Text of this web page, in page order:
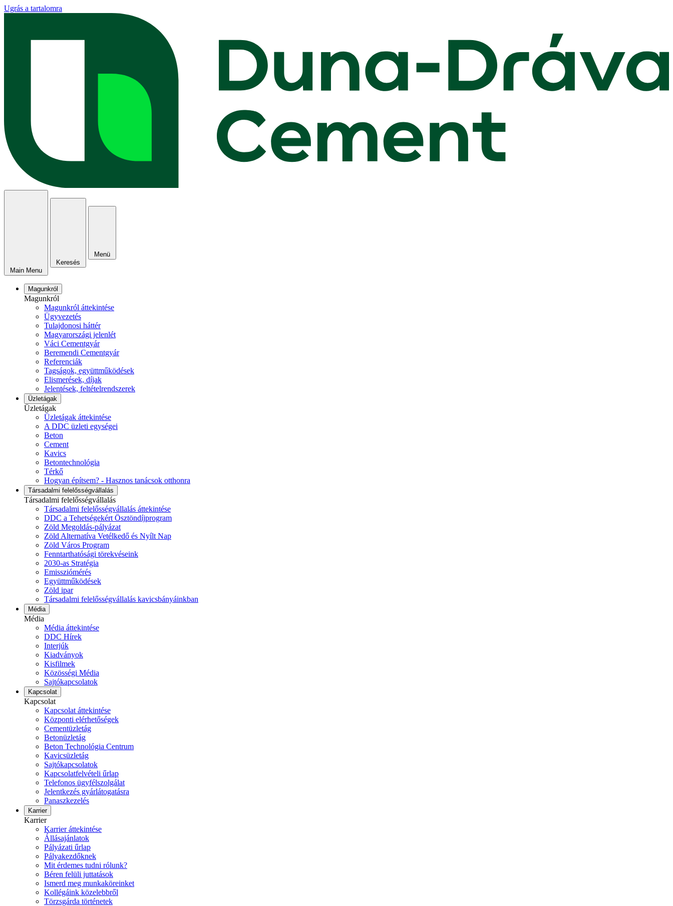
Ugrás a tartalomra
Main Menu
Keresés
Menü
Magunkról
Magunkról
Magunkról áttekintése
Ügyvezetés
Tulajdonosi háttér
Magyarországi jelenlét
Váci Cementgyár
Beremendi Cementgyár
Referenciák
Tagságok, együttműködések
Elismerések, díjak
Jelentések, feltételrendszerek
Üzletágak
Üzletágak
Üzletágak áttekintése
A DDC üzleti egységei
Beton
Cement
Kavics
Betontechnológia
Térkő
Hogyan építsem? - Hasznos tanácsok otthonra
Társadalmi felelősségvállalás
Társadalmi felelősségvállalás
Társadalmi felelősségvállalás áttekintése
DDC a Tehetségekért Ösztöndíjprogram
Zöld Megoldás-pályázat
Zöld Alternatíva Vetélkedő és Nyílt Nap
Zöld Város Program
Fenntarthatósági törekvéseink
2030-as Stratégia
Emissziómérés
Együttműködések
Zöld ipar
Társadalmi felelősségvállalás kavicsbányáinkban
Média
Média
Média áttekintése
DDC Hírek
Interjúk
Kiadványok
Kisfilmek
Közösségi Média
Sajtókapcsolatok
Kapcsolat
Kapcsolat
Kapcsolat áttekintése
Központi elérhetőségek
Cementüzletág
Betonüzletág
Beton Technológia Centrum
Kavicsüzletág
Sajtókapcsolatok
Kapcsolatfelvételi űrlap
Telefonos ügyfélszolgálat
Jelentkezés gyárlátogatásra
Panaszkezelés
Karrier
Karrier
Karrier áttekintése
Állásajánlatok
Pályázati űrlap
Pályakezdőknek
Mit érdemes tudni rólunk?
Béren felüli juttatások
Ismerd meg munkaköreinket
Kollégáink közelebbről
Törzsgárda történetek